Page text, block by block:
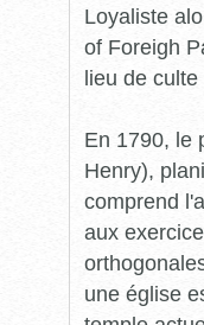
Loyaliste
of Foreigh
lieu de
En 1790, le
Henry),
comprend
aux
une église